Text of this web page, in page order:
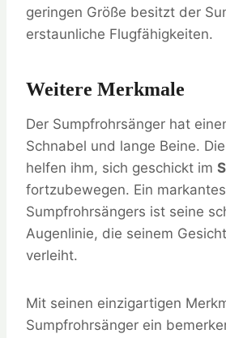
geringen Größe besitzt der
erstaunliche Flugfähigkeiten.
Weitere Merkmale
Der Sumpfrohrsänger hat
Schnabel und lange Beine.
helfen ihm, sich geschickt im
fortzubewegen. Ein
Sumpfrohrsängers ist seine
Augenlinie, die seinem
verleiht.
Mit seinen einzigartigen
Sumpfrohrsänger ein